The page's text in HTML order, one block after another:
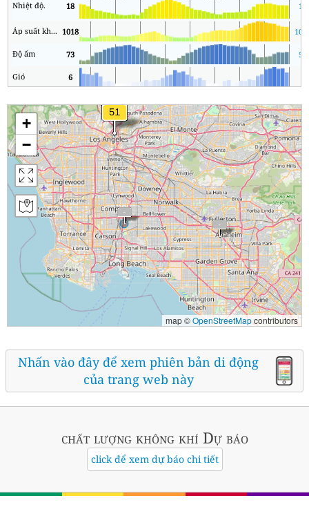
Nhiệt độ. 18 12
Áp suất không khí 1018
Độ ẩm 73 53
Gió 6
+
−
map ©OpenStreetMapcontributors
Nhấn vào đây để xem phiên bản di động
của trang web này
chất lượng không khí Dự báo
click để xem dự báo chi tiết